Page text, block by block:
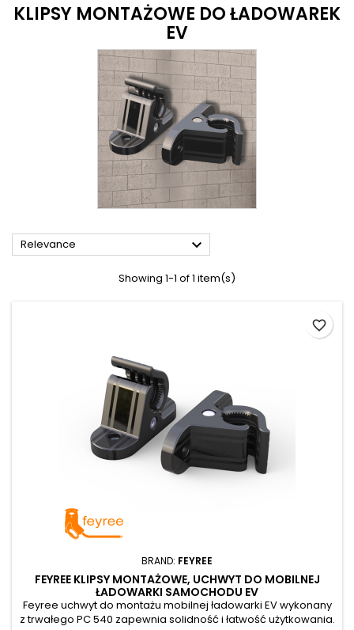
KLIPSY MONTAŻOWE DO ŁADOWAREK
EV
Relevance 
Showing 1-1 of 1 item(s)
BRAND: FEYREE
FEYREE KLIPSY MONTAŻOWE, UCHWYT DO MOBILNEJ
ŁADOWARKI SAMOCHODU EV
Feyree uchwyt do montażu mobilnej ładowarki EV wykonany
z trwałego PC 540 zapewnia solidność i łatwość użytkowania.
favorite_border